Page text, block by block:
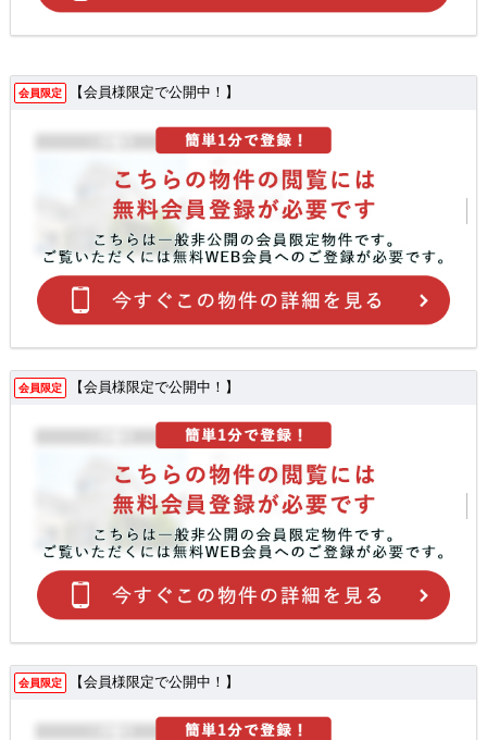
会員限定 【会員様限定で公開中！】
会員限定 【会員様限定で公開中！】
会員限定 【会員様限定で公開中！】